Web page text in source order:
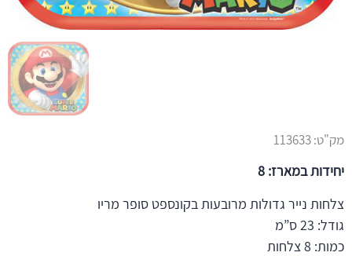
מק"ט:113633
יחידות במארז: 8
צלחות נייר גדולות מרובעות בקונספט סופר מריו
גודל: 23 ס”מ
כמות: 8 צלחות